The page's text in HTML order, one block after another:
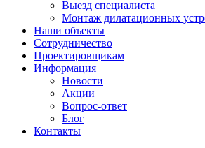
Выезд специалиста
Монтаж дилатационных
Наши объекты
Сотрудничество
Проектировщикам
Информация
Новости
Акции
Вопрос-ответ
Блог
Контакты